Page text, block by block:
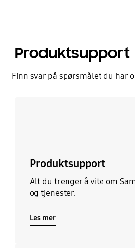
Produktsupport
Finn svar på spørsmålet du har
Produktsupport
Alt du trenger å vite om
og tjenester.
Les mer